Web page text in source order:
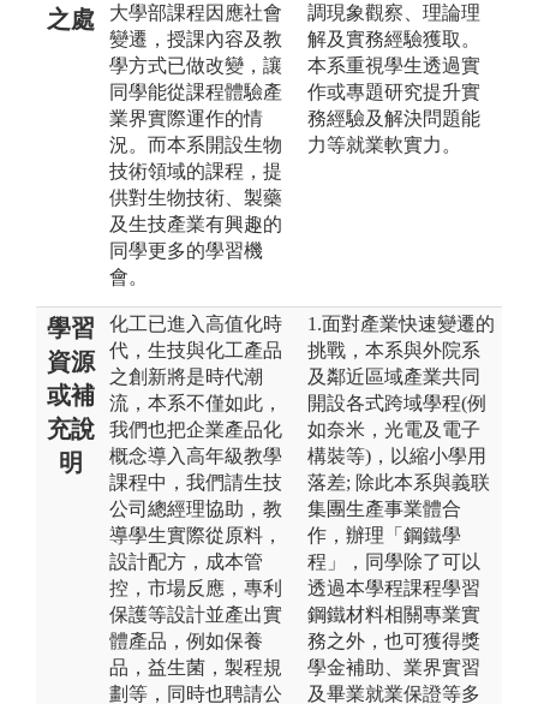
之處
大學部課程因應社會
變遷，授課內容及教
學方式已做改變，讓
同學能從課程體驗產
業界實際運作的情
況。而本系開設生物
技術領域的課程，提
供對生物技術、製藥
及生技產業有興趣的
同學更多的學習機
會。
調現象觀察、理論理
解及實務經驗獲取。
本系重視學生透過實
作或專題研究提升實
務經驗及解決問題能
力等就業軟實力。
學習
資源
或補
充說
明
化工已進入高值化時
代，生技與化工產品
之創新將是時代潮
流，本系不僅如此，
我們也把企業產品化
概念導入高年級教學
課程中，我們請生技
公司總經理協助，教
導學生實際從原料，
設計配方，成本管
控，市場反應，專利
保護等設計並產出實
體產品，例如保養
品，益生菌，製程規
劃等，同時也聘請公
1.面對產業快速變遷的
挑戰，本系與外院系
及鄰近區域產業共同
開設各式跨域學程(例
如奈米，光電及電子
構裝等)，以縮小學用
落差; 除此本系與義联
集團生產事業體合
作，辦理「鋼鐵學
程」，同學除了可以
透過本學程課程學習
鋼鐵材料相關專業實
務之外，也可獲得獎
學金補助、業界實習
及畢業就業保證等多